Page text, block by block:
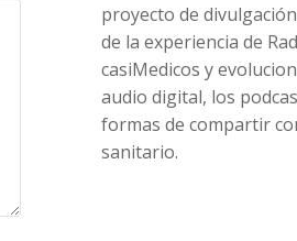
proyecto de
de la experiencia de
casiMedicos y
audio digital, los
formas de compartir
sanitario.